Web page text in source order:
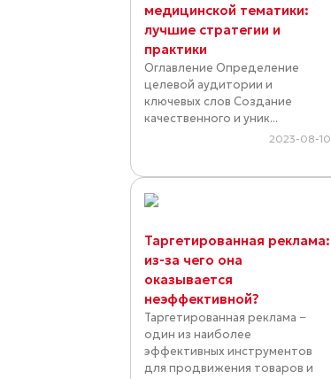
медицинской тематики:
лучшие стратегии и
практики
Оглавление Определение
целевой аудитории и
ключевых слов Создание
качественного и уник...
2023-08-10
Таргетированная реклама:
из-за чего она
оказывается
неэффективной?
Таргетированная реклама −
один из наиболее
эффективных инструментов
для продвижения товаров и